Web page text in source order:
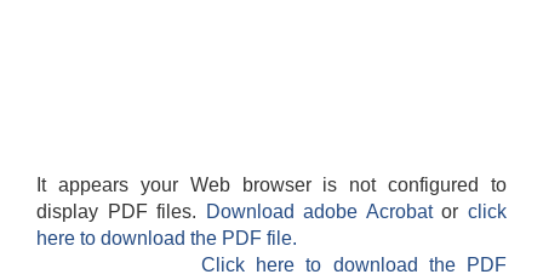
It appears your Web browser is not configured to
display PDF files.
Download adobe Acrobatorclick
here to download the PDF file.
Click here to download the PDF